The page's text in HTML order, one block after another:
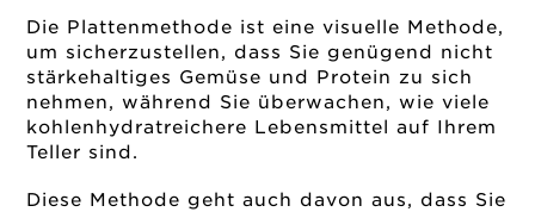
Die Plattenmethode ist eine visuelle Methode,
um sicherzustellen, dass Sie genügend nicht
stärkehaltiges Gemüse und Protein zu sich
nehmen, während Sie überwachen, wie viele
kohlenhydratreichere Lebensmittel auf Ihrem
Teller sind.
Diese Methode geht auch davon aus, dass Sie